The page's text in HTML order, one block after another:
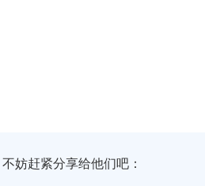
妨赶紧分享给他们吧：